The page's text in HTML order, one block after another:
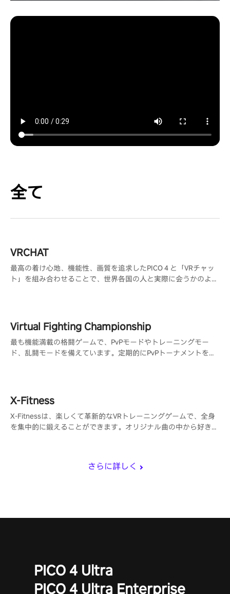
全て
さらに詳しく
VRCHAT
最高の着け心地、機能性、画質を追求したPICO４と「VRチャッ
ト」を組み合わせることで、世界各国の人と実際に会うかのよう
Virtual Fighting Championship
最も機能満載の格闘ゲームで、PvPモードやトレーニングモー
ド、乱闘モードを備えています。定期的にPvPトーナメントを開
X-Fitness
X-Fitnessは、楽しくて革新的なVRトレーニングゲームで、全身
を集中的に鍛えることができます。オリジナル曲の中から好きな
PICO 4 Ultra
PICO 4 Ultra Enterprise